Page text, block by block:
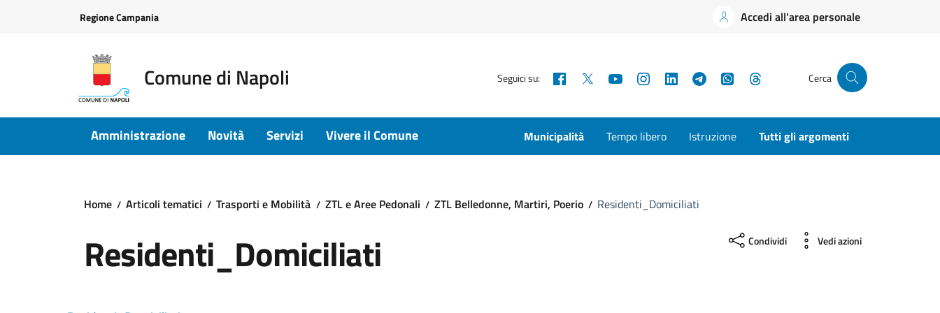
Regione Campania Accedi all'area personale
Comune di Napoli Seguici su: Facebook YouTubeInstagramLinkedInTelegramWhatsApp Cerca
Amministrazione Novità Servizi Vivere il Comune Municipalità Tempo libero Istruzione Tutti gli argomenti
Home Articoli tematici Trasporti e Mobilità ZTL e Aree Pedonali ZTL Belledonne, Martiri, Poerio Residenti_Domiciliati
Residenti_Domiciliati Condividi Vedi azioni